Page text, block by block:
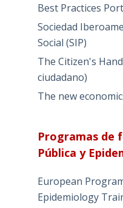
Best Practices
Sociedad
Social (SIP)
The Citizen's
ciudadano)
The new
Programas de
Pública y
European
Epidemiology